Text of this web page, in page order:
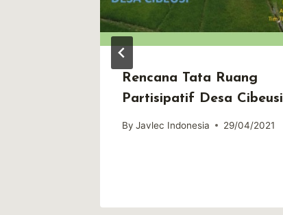
Rencana Tata Ruang
Partisipatif Desa Cibeusi
By Javlec Indonesia 29/04/2021